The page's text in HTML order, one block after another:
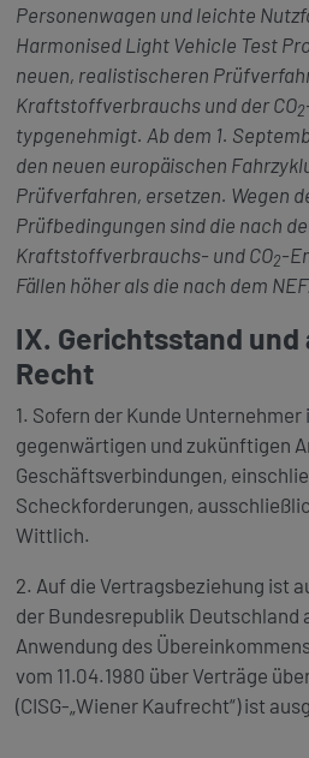
Personenwagen und leichte
Harmonised Light Vehicle Test
neuen, realistischeren
Kraftstoffverbrauchs und der CO2
typgenehmigt. Ab dem 1.
den neuen europäischen
Prüfverfahren, ersetzen. Wegen
Prüfbedingungen sind die nach
Kraftstoffverbrauchs- und CO2-
Fällen höher als die nach dem
IX. Gerichtsstand
Recht
1. Sofern der Kunde
gegenwärtigen und zukünftigen
Geschäftsverbindungen,
Scheckforderungen,
Wittlich.
2. Auf die Vertragsbeziehung ist
der Bundesrepublik Deutschland
Anwendung des
vom 11.04.1980 über Verträge
(CISG-„Wiener Kaufrecht“) ist